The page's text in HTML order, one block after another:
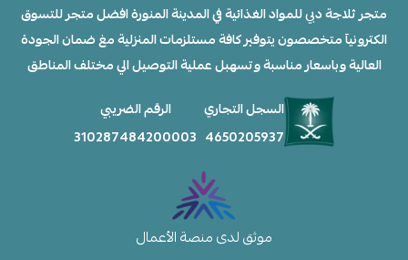
متجر ثلاجة دبي للمواد الغذائية في المدينة المنورة افضل متجر للتسوق
الكترونيآ متخصصون يتوفير كافة مستلزمات المنزلية مغ ضمان الجودة
العالية وباسعار مناسبة وتسهبل عملية التوصيل الي مختلف المناطق
السجل التجاري
4650205937
الرقم الضريبي
310287484200003
موثق لدى منصة الأعمال